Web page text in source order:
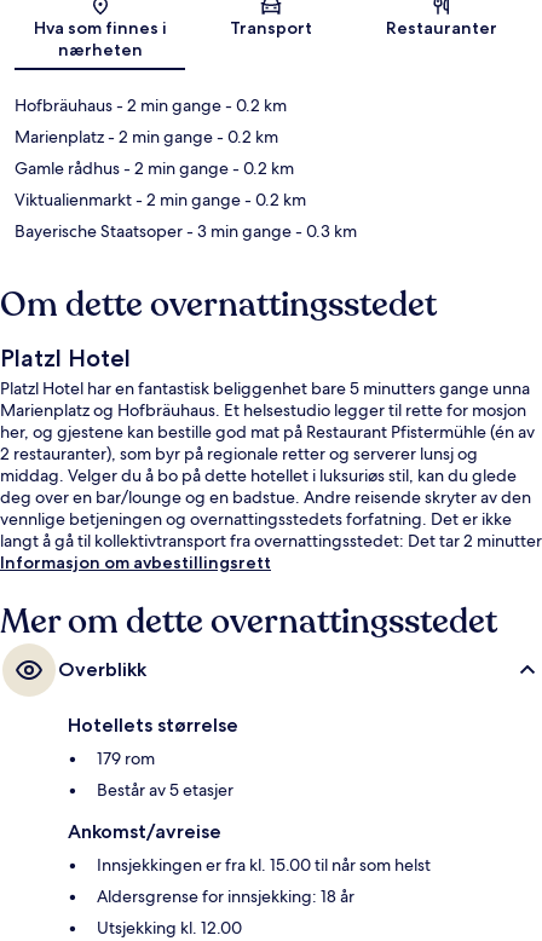
Kart
Hva som finnes i
nærheten
Transport Restauranter
Hofbräuhaus- 2 min gange- 0.2 km
Marienplatz- 2 min gange- 0.2 km
Gamle rådhus- 2 min gange- 0.2 km
Viktualienmarkt- 2 min gange- 0.2 km
Bayerische Staatsoper- 3 min gange- 0.3 km
Om dette overnattingsstedet
Platzl Hotel
Platzl Hotel har en fantastisk beliggenhet bare 5 minutters gange unna
Marienplatz og Hofbräuhaus. Et helsestudio legger til rette for mosjon
her, og gjestene kan bestille god mat på Restaurant Pfistermühle (én av
2 restauranter), som byr på regionale retter og serverer lunsj og
middag. Velger du å bo på dette hotellet i luksuriøs stil, kan du glede
deg over en bar/lounge og en badstue. Andre reisende skryter av den
vennlige betjeningen og overnattingsstedets forfatning. Det er ikke
langt å gå til kollektivtransport fra overnattingsstedet: Det tar 2 minutter
å gå til Nationaltheater trikkeholdeplass og 5 minutter å gå til
Informasjon om avbestillingsrett
Mer om dette overnattingsstedet
Overblikk
Hotellets størrelse
179 rom
Består av 5 etasjer
Ankomst/avreise
Innsjekkingen er fra kl. 15.00 til når som helst
Aldersgrense for innsjekking: 18 år
Utsjekking kl. 12.00